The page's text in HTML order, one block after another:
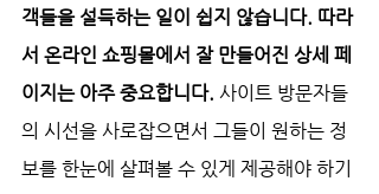
객들을 설득하는 일이 쉽지 않습니다. 따라
서 온라인 쇼핑몰에서 잘 만들어진 상세 페
이지는 아주 중요합니다. 사이트 방문자들
의 시선을 사로잡으면서 그들이 원하는 정
보를 한눈에 살펴볼 수 있게 제공해야 하기